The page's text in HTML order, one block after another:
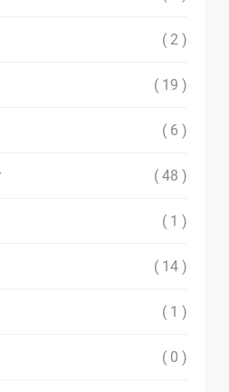
( 2 )
( 19 )
( 6 )
( 48 )
( 1 )
( 14 )
( 1 )
( 0 )